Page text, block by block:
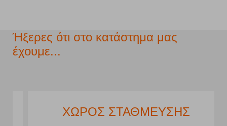
Ήξερες ότι στο κατάστημα μας
έχουμε...
ΧΩΡΟΣ ΣΤΑΘΜΕΥΣΗΣ